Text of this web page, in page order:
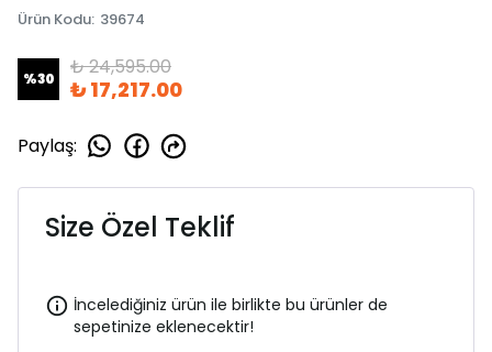
Ürün Kodu: 39674
%30 ₺ 24,595.00
₺ 17,217.00
Paylaş:
Size Özel Teklif
İncelediğiniz ürün ile birlikte bu ürünler de
sepetinize eklenecektir!